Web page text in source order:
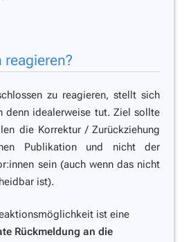
reagieren?
zu reagieren, stellt sich
denn idealerweise tut. Ziel sollte
die Korrektur / Zurückziehung
Publikation und nicht der
sein (auch wenn das nicht
ist).
ist eine
Rückmeldung an die